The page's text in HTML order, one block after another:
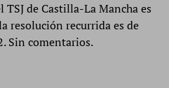
TSJ de Castilla-La Mancha es
resolución recurrida es de
Sin comentarios.